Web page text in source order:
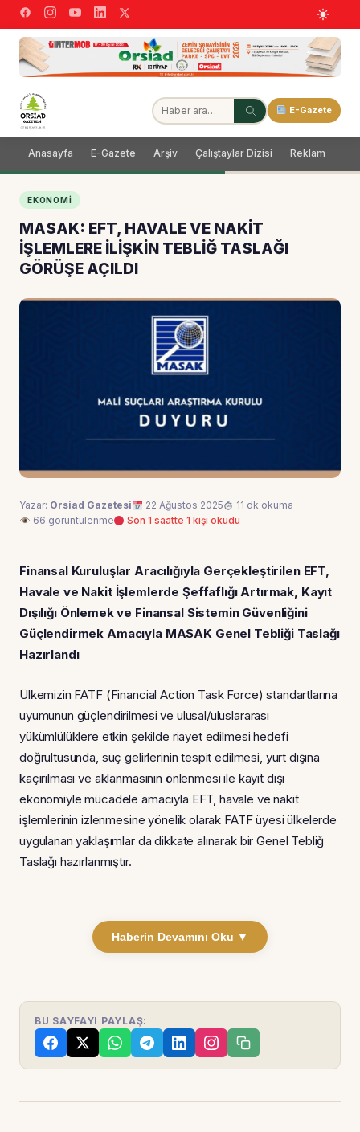
E-Gazete
Anasayfa E-Gazete Arşiv Çalıştaylar Dizisi Reklam
EKONOMI
MASAK: EFT, HAVALE VE NAKİT
İŞLEMLERE İLİŞKİN TEBLİĞ TASLAĞI
GÖRÜŞE AÇILDI
Yazar: Orsiad Gazetesi 22 Ağustos 2025
11 dk okuma
66 görüntülenme
Son 1 saatte 1 kişi okudu
Finansal Kuruluşlar Aracılığıyla Gerçekleştirilen EFT,
Havale ve Nakit İşlemlerde Şeffaflığı Artırmak, Kayıt
Dışılığı Önlemek ve Finansal Sistemin Güvenliğini
Güçlendirmek Amacıyla MASAK Genel Tebliği Taslağı
Hazırlandı
Ülkemizin FATF (Financial Action Task Force) standartlarına
uyumunun güçlendirilmesi ve ulusal/uluslararası
yükümlülüklere etkin şekilde riayet edilmesi hedefi
doğrultusunda, suç gelirlerinin tespit edilmesi, yurt dışına
kaçırılması ve aklanmasının önlenmesi ile kayıt dışı
ekonomiyle mücadele amacıyla EFT, havale ve nakit
işlemlerinin izlenmesine yönelik olarak FATF üyesi ülkelerde
uygulanan yaklaşımlar da dikkate alınarak bir Genel Tebliğ
Taslağı hazırlanmıştır.
Haberin Devamını Oku ▼
BU SAYFAYI PAYLAŞ: